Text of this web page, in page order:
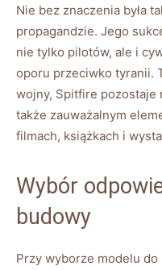
Nie bez znaczenia była
propagandzie. Jego
nie tylko pilotów, ale i
oporu przeciwko tyranii.
wojny, Spitfire pozostaje
także zauważalnym
filmach, książkach i
Wybór
budowy
Przy wyborze modelu